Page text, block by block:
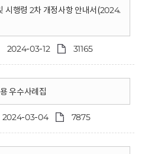
시행령 2차 개정사항 안내서(2024.
2024-03-12 31165
우수사례집
2024-03-04 7875